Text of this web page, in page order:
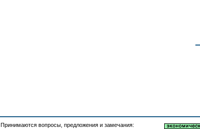
Принимаются вопросы, предложения и замечания: